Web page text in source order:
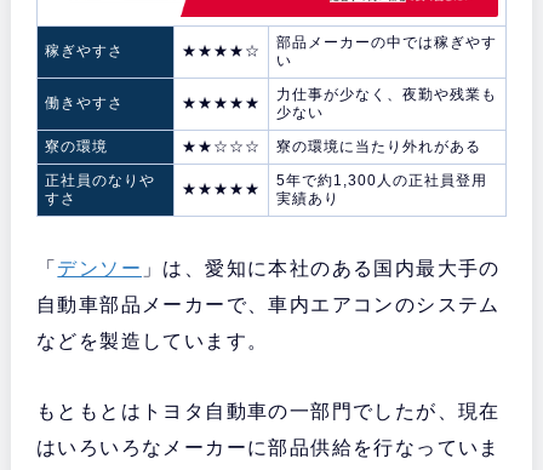
稼ぎやすさ ★★★★☆
部品メーカーの中では稼ぎやす
い
働きやすさ ★★★★★
力仕事が少なく、夜勤や残業も
少ない
寮の環境
★★☆☆☆
寮の環境に当たり外れがある
正社員のなりや
すさ
★★★★★
5年で約1,300人の正社員登用
実績あり
「 デンソー 」は、愛知に本社のある国内最大手の
自動車部品メーカーで、車内エアコンのシステム
などを製造しています。
もともとはトヨタ自動車の一部門でしたが、現在
はいろいろなメーカーに部品供給を行なっていま